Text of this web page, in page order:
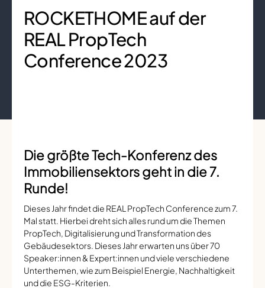
ROCKETHOME auf der
REAL PropTech
Conference 2023
Die größte Tech-Konferenz des
Immobiliensektors geht in die 7.
Runde!
Dieses Jahr findet die REAL PropTech Conference zum 7.
Mal statt. Hierbei dreht sich alles rund um die Themen
PropTech, Digitalisierung und Transformation des
Gebäudesektors. Dieses Jahr erwarten uns über 70
Speaker:innen & Expert:innen und viele verschiedene
Unterthemen, wie zum Beispiel Energie, Nachhaltigkeit
und die ESG-Kriterien.